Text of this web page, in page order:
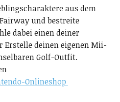
aus dem
und bestreite
dabei einen deiner
Erstelle deinen eigenen Mii-
Golf-Outfit.
Onlineshop